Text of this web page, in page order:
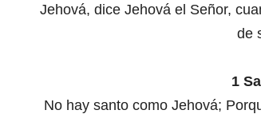
Jehová, dice Jehová el Señor,
de
1
No hay santo como Jehová;